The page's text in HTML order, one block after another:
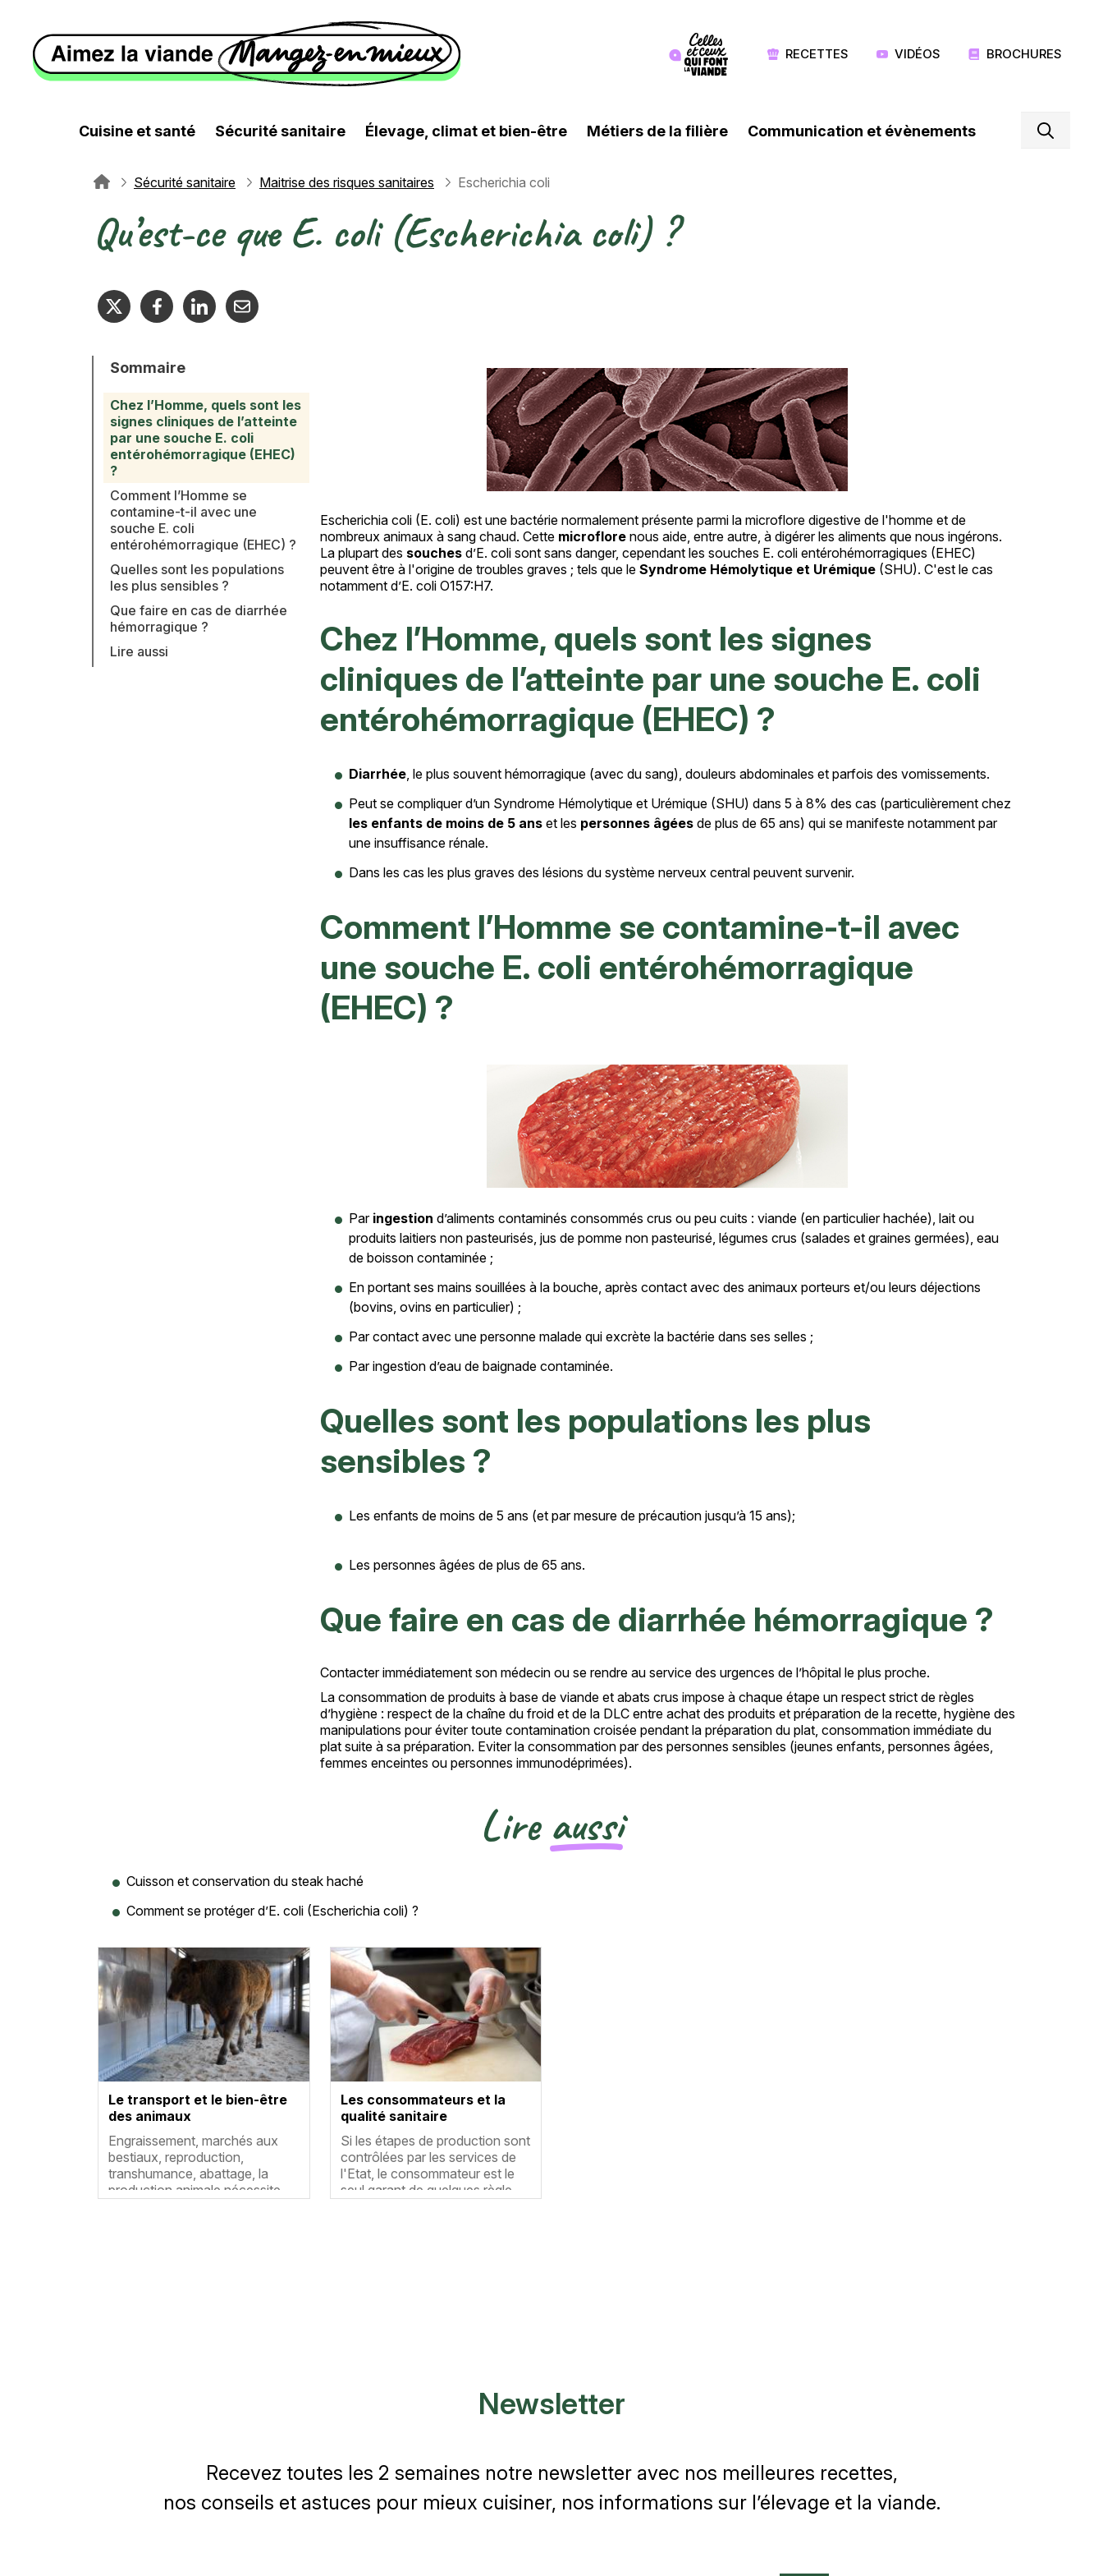
Image
RECETTES VIDÉOS BROCHURES
Cuisine et santé Sécurité sanitaire Élevage, climat et bien-être Métiers de la filière Communication et évènements
Fil d'ArianeSécurité sanitaire Maitrise des risques sanitaires Escherichia coli
Qu’est-ce que E. coli (Escherichia coli) ?
Sommaire
Chez l’Homme, quels sont les
signes cliniques de l’atteinte
par une souche E. coli
entérohémorragique (EHEC)
?
Comment l’Homme se
contamine-t-il avec une
souche E. coli
entérohémorragique (EHEC) ?
Quelles sont les populations
les plus sensibles ?
Que faire en cas de diarrhée
hémorragique ?
Lire aussi
Texte
Escherichia coli (E. coli) est une bactérie normalement présente parmi la microflore digestive de l'homme et de
nombreux animaux à sang chaud. Cette microflorenous aide, entre autre, à digérer les aliments que nous ingérons.
La plupart des souchesd’E. coli sont sans danger, cependant les souches E. coli entérohémorragiques (EHEC)
peuvent être à l'origine de troubles graves ; tels que le Syndrome Hémolytique et Urémique(SHU). C'est le cas
notamment d’E. coli O157:H7.
Chez l’Homme, quels sont les signes
cliniques de l’atteinte par une souche E. coli
entérohémorragique (EHEC) ?
TexteDiarrhée, le plus souvent hémorragique (avec du sang), douleurs abdominales et parfois des vomissements.
Peut se compliquer d’un Syndrome Hémolytique et Urémique (SHU) dans 5 à 8% des cas (particulièrement chez
les enfants de moins de 5 anset les personnes âgéesde plus de 65 ans) qui se manifeste notamment par
une insuffisance rénale.
Dans les cas les plus graves des lésions du système nerveux central peuvent survenir.
Comment l’Homme se contamine-t-il avec
une souche E. coli entérohémorragique
(EHEC) ?
Paringestion d’aliments contaminés consommés crus ou peu cuits : viande (en particulier hachée), lait ou
produits laitiers non pasteurisés, jus de pomme non pasteurisé, légumes crus (salades et graines germées), eau
de boisson contaminée ;
En portant ses mains souillées à la bouche, après contact avec des animaux porteurs et/ou leurs déjections
(bovins, ovins en particulier) ;
Par contact avec une personne malade qui excrète la bactérie dans ses selles ;
Par ingestion d’eau de baignade contaminée.
Quelles sont les populations les plus
sensibles ?
TexteLes enfants de moins de 5 ans (et par mesure de précaution jusqu’à 15 ans);
Les personnes âgées de plus de 65 ans.
Que faire en cas de diarrhée hémorragique ?
Texte
Contacter immédiatement son médecin ou se rendre au service des urgences de l’hôpital le plus proche.
Texte
La consommation de produits à base de viande et abats crus impose à chaque étape un respect strict de règles
d’hygiène : respect de la chaîne du froid et de la DLC entre achat des produits et préparation de la recette, hygiène des
manipulations pour éviter toute contamination croisée pendant la préparation du plat, consommation immédiate du
plat suite à sa préparation. Eviter la consommation par des personnes sensibles (jeunes enfants, personnes âgées,
femmes enceintes ou personnes immunodéprimées).
Lire aussi
Cuisson et conservation du steak haché
Comment se protéger d’E. coli (Escherichia coli) ?
Vignette
Le transport et le bien-être
des animaux
Résumé
Engraissement, marchés aux
bestiaux, reproduction,
transhumance, abattage, la
production animale nécessite…
Vignette
Les consommateurs et la
qualité sanitaire
Résumé
Si les étapes de production sont
contrôlées par les services de
l'Etat, le consommateur est le
seul garant de quelques règle…
Newsletter
Recevez toutes les 2 semaines notre newsletter avec nos meilleures recettes,
nos conseils et astuces pour mieux cuisiner, nos informations sur l’élevage et la viande.